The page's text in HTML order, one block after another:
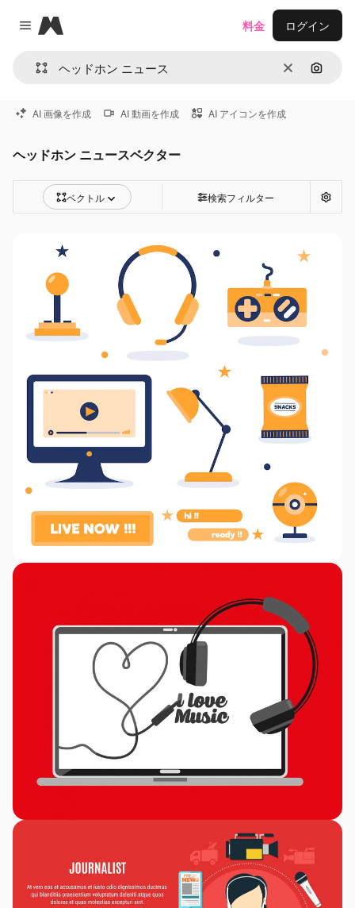
Close menu
Magnific
消去 画像で
料金 ログイン
AI 画像を作成 AI 動画を作成 AI アイコンを作成
ヘッドホン ニュースベクター
ベクトル 検索フィルター